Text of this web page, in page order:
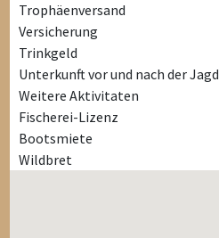
Trophäenversand
Versicherung
Trinkgeld
Unterkunft vor und nach der Jagd
Weitere Aktivitaten
Fischerei-Lizenz
Bootsmiete
Wildbret